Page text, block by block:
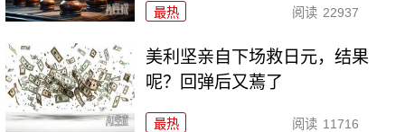
最热 阅读 22937
美利坚亲自下场救日元，结果
呢？回弹后又蔫了
最热 阅读 11716